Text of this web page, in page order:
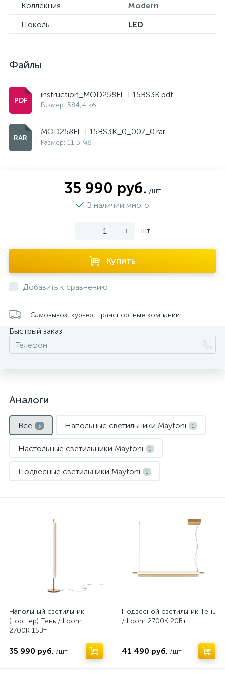
Коллекция
Modern
Цоколь
LED
Файлы
instruction_MOD258FL-L15BS3K.pdf
Размер: 584,4 кб
MOD258FL-L15BS3K_0_007_0.rar
Размер: 11,3 мб
35 990 руб. /шт
В наличии много
- + шт
Купить
Добавить к сравнению
Самовывоз, курьер, транспортные компании
Быстрый заказ
Аналоги
Все 3 Напольные светильники Maytoni 1
Настольные светильники Maytoni 1
Подвесные светильники Maytoni 1
Напольный светильник
(торшер) Тень / Loom
2700К 15Вт
35 990 руб. /шт
Подвесной светильник Тень
/ Loom 2700К 20Вт
41 490 руб. /шт